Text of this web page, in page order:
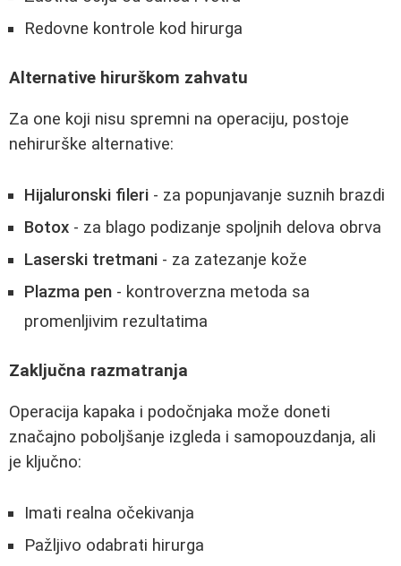
Redovne kontrole kod hirurga
Alternative hirurškom zahvatu
Za one koji nisu spremni na operaciju, postoje
nehirurške alternative:
Hijaluronski fileri - za popunjavanje suznih brazdi
Botox - za blago podizanje spoljnih delova obrva
Laserski tretmani - za zatezanje kože
Plazma pen - kontroverzna metoda sa
promenljivim rezultatima
Zaključna razmatranja
Operacija kapaka i podočnjaka može doneti
značajno poboljšanje izgleda i samopouzdanja, ali
je ključno:
Imati realna očekivanja
Pažljivo odabrati hirurga